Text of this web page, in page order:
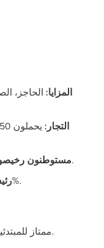
المزايا: الحاجز،
التجار:
مستوطنون، لكن أسلحة الحصار باهظة الثمن.
يقلّل الولاء بنسبة 20–25%.
ممتاز للمبتدئين الباحثين عن الدفاع والسرعة والمرونة.